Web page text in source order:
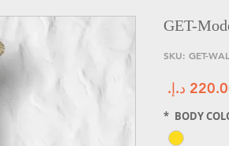
GET-
BODY
*